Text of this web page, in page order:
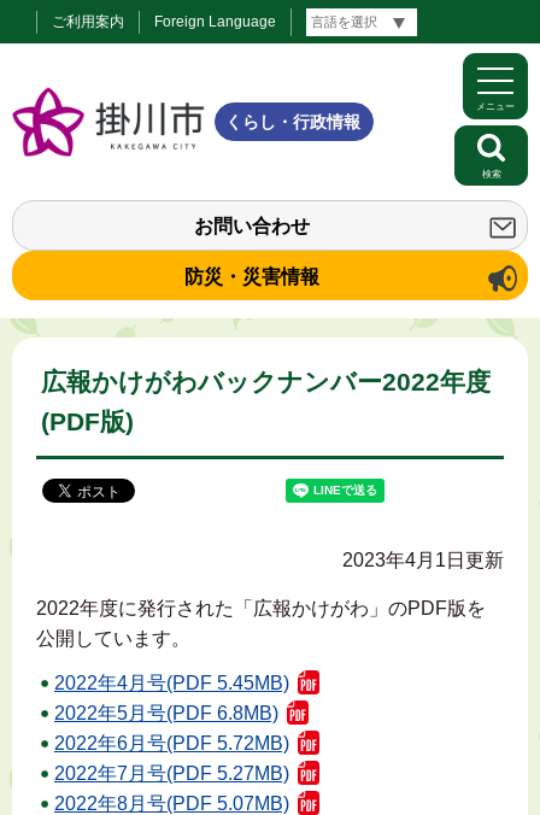
ご利用案内 Foreign Language
くらし・行政情報
お問い合わせ
防災・災害情報
メニュー
検索
広報かけがわバックナンバー2022年度
(PDF版)
2023年4月1日更新
2022年度に発行された「広報かけがわ」のPDF版を
公開しています。
2022年4月号(PDF 5.45MB)
2022年5月号(PDF 6.8MB)
2022年6月号(PDF 5.72MB)
2022年7月号(PDF 5.27MB)
2022年8月号(PDF 5.07MB)